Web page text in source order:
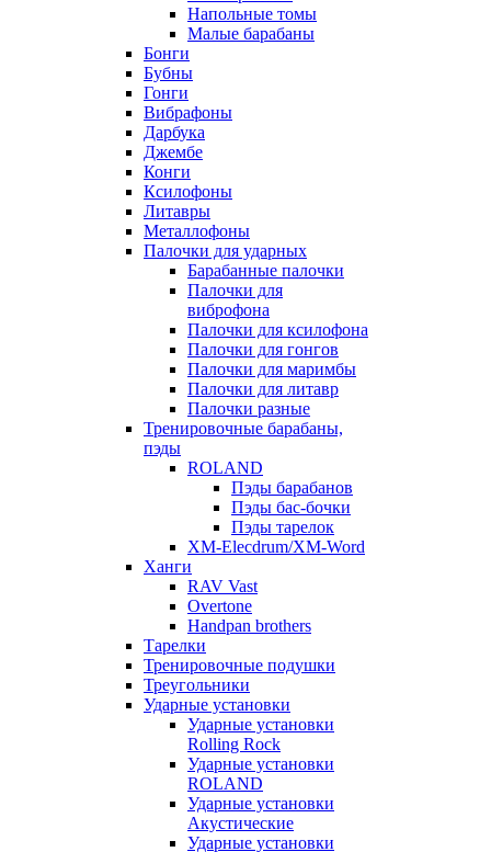
Напольные томы
Малые барабаны
Бонги
Бубны
Гонги
Вибрафоны
Дарбука
Джембе
Конги
Ксилофоны
Литавры
Металлофоны
Палочки для ударных
Барабанные палочки
Палочки для
виброфона
Палочки для ксилофона
Палочки для гонгов
Палочки для маримбы
Палочки для литавр
Палочки разные
Тренировочные барабаны,
пэды
ROLAND
Пэды барабанов
Пэды бас-бочки
Пэды тарелок
XM-Elecdrum/XM-Word
Ханги
RAV Vast
Overtone
Handpan brothers
Тарелки
Тренировочные подушки
Треугольники
Ударные установки
Ударные установки
Rolling Rock
Ударные установки
ROLAND
Ударные установки
Акустические
Ударные установки